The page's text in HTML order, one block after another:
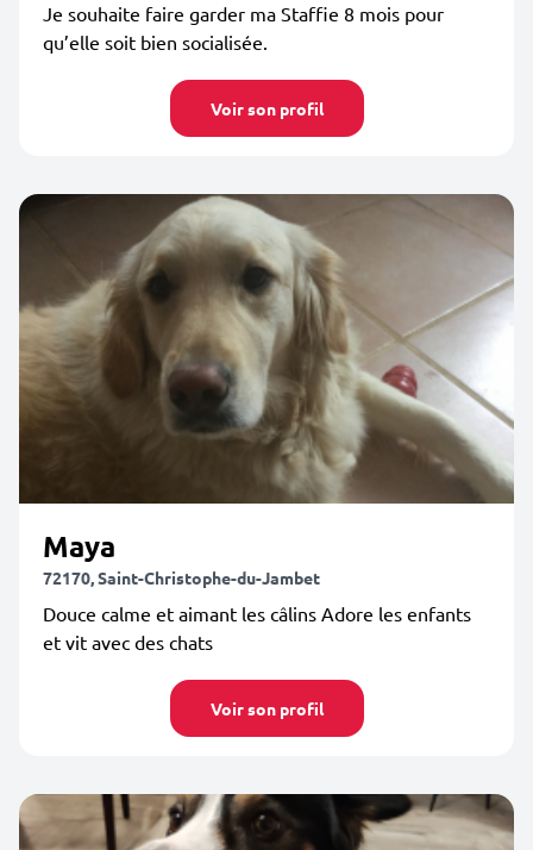
Je souhaite faire garder ma Staffie 8 mois pour
qu’elle soit bien socialisée.
Voir son profil
Maya
72170, Saint-Christophe-du-Jambet
Douce calme et aimant les câlins Adore les enfants
et vit avec des chats
Voir son profil